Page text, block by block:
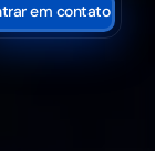
em contato